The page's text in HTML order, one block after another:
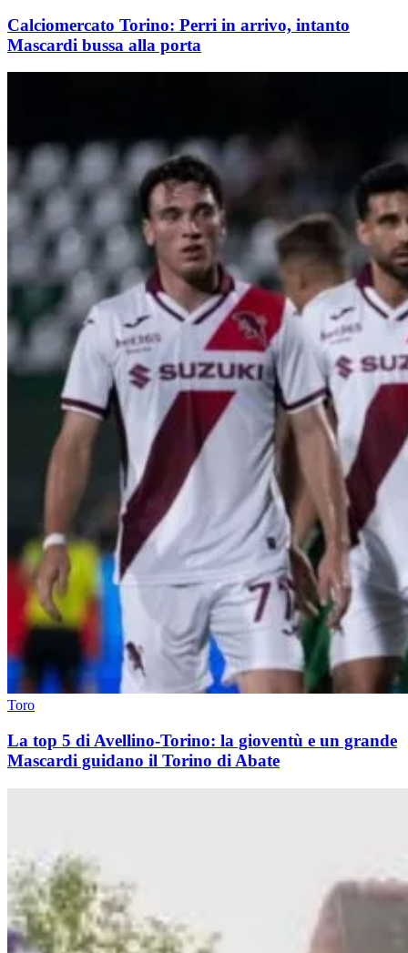
Calciomercato Torino: Perri in arrivo, intanto
Mascardi bussa alla porta
Toro
La top 5 di Avellino-Torino: la gioventù e un grande
Mascardi guidano il Torino di Abate